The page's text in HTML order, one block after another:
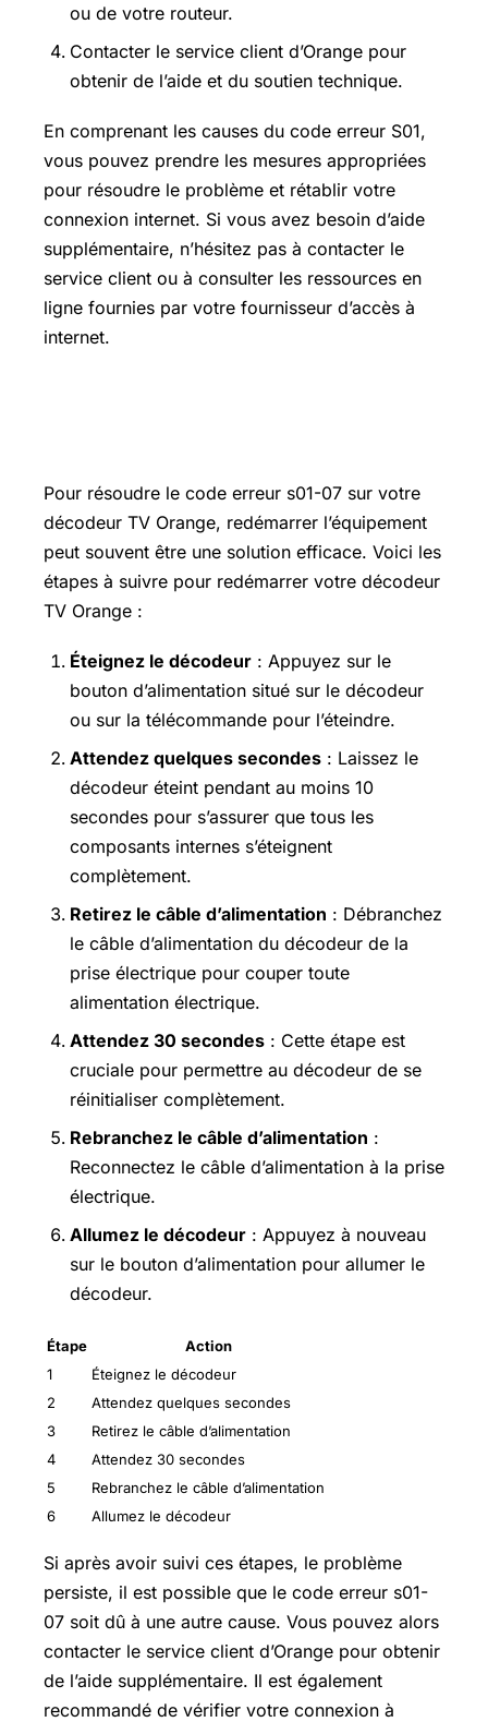
ou de votre routeur.
Contacter le service client d’Orange pour
obtenir de l’aide et du soutien technique.
En comprenant les causes du code erreur S01,
vous pouvez prendre les mesures appropriées
pour résoudre le problème et rétablir votre
connexion internet. Si vous avez besoin d’aide
supplémentaire, n’hésitez pas à contacter le
service client ou à consulter les ressources en
ligne fournies par votre fournisseur d’accès à
internet.
Pour résoudre le code erreur s01-07 sur votre
décodeur TV Orange, redémarrer l’équipement
peut souvent être une solution efficace. Voici les
étapes à suivre pour redémarrer votre décodeur
TV Orange :
Éteignez le décodeur : Appuyez sur le
bouton d’alimentation situé sur le décodeur
ou sur la télécommande pour l’éteindre.
Attendez quelques secondes : Laissez le
décodeur éteint pendant au moins 10
secondes pour s’assurer que tous les
composants internes s’éteignent
complètement.
Retirez le câble d’alimentation : Débranchez
le câble d’alimentation du décodeur de la
prise électrique pour couper toute
alimentation électrique.
Attendez 30 secondes : Cette étape est
cruciale pour permettre au décodeur de se
réinitialiser complètement.
Rebranchez le câble d’alimentation :
Reconnectez le câble d’alimentation à la prise
électrique.
Allumez le décodeur : Appuyez à nouveau
sur le bouton d’alimentation pour allumer le
décodeur.
Étape
Action
1
Éteignez le décodeur
2
Attendez quelques secondes
3
Retirez le câble d’alimentation
4
Attendez 30 secondes
5
Rebranchez le câble d’alimentation
6
Allumez le décodeur
Si après avoir suivi ces étapes, le problème
persiste, il est possible que le code erreur s01-
07 soit dû à une autre cause. Vous pouvez alors
contacter le service client d’Orange pour obtenir
de l’aide supplémentaire. Il est également
recommandé de vérifier votre connexion à